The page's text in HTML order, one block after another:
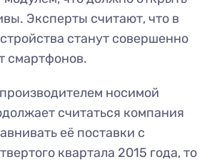
Эксперты считают, что в
станут совершенно
смартфонов.
носимой
считаться компания
её поставки с
квартала 2015 года, то